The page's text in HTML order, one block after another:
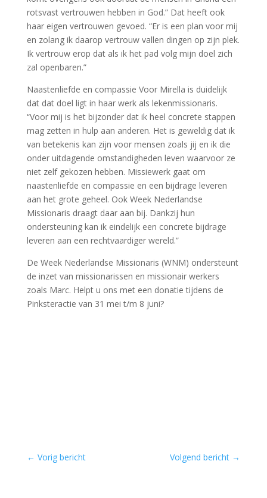
rotsvast vertrouwen hebben in God.” Dat heeft ook
haar eigen vertrouwen gevoed. “Er is een plan voor mij
en zolang ik daarop vertrouw vallen dingen op zijn plek.
Ik vertrouw erop dat als ik het pad volg mijn doel zich
zal openbaren.”
Naastenliefde en compassie Voor Mirella is duidelijk
dat dat doel ligt in haar werk als lekenmissionaris.
“Voor mij is het bijzonder dat ik heel concrete stappen
mag zetten in hulp aan anderen. Het is geweldig dat ik
van betekenis kan zijn voor mensen zoals jij en ik die
onder uitdagende omstandigheden leven waarvoor ze
niet zelf gekozen hebben. Missiewerk gaat om
naastenliefde en compassie en een bijdrage leveren
aan het grote geheel. Ook Week Nederlandse
Missionaris draagt daar aan bij. Dankzij hun
ondersteuning kan ik eindelijk een concrete bijdrage
leveren aan een rechtvaardiger wereld.”
De Week Nederlandse Missionaris (WNM) ondersteunt
de inzet van missionarissen en missionair werkers
zoals Marc. Helpt u ons met een donatie tijdens de
Pinksteractie van 31 mei t/m 8 juni?
← Vorig bericht Volgend bericht →